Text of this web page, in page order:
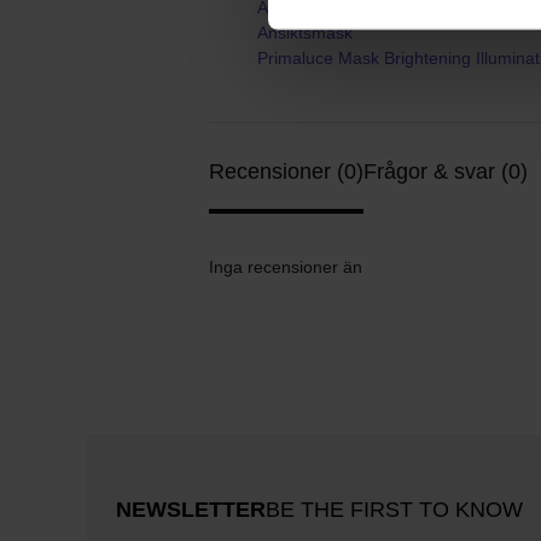
Ansiktsvård
Ansiktsmask
Primaluce Mask Brightening
Recensioner (0)Frågor & svar (0)
Inga recensioner än
NEWSLETTERBE THE FIRST TO KNOW